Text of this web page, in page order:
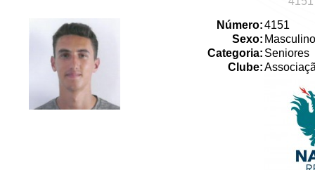
Número:4151
Sexo: Masculino
Categoria: Seniores
Clube: